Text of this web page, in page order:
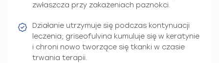
zwłaszcza przy zakażeniach paznokci.
Działanie utrzymuje się podczas kontynuacji
leczenia; griseofulvina kumuluje się w keratynie
i chroni nowo tworzące się tkanki w czasie
trwania terapii.